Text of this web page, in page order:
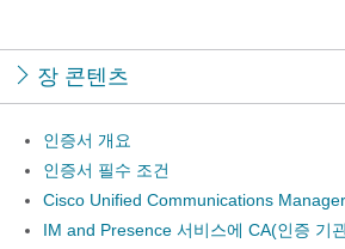
장 콘텐츠
인증서 개요
인증서 필수 조건
Cisco Unified Communications
IM and Presence 서비스에 CA(인증 기